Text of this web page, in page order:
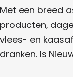
s
s
Met een breed
producten,
vlees- en
dranken. Is